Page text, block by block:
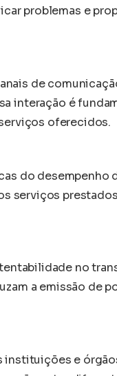
problemas e
de
interação é
oferecidos.
do desempenho
serviços
no
a emissão de
instituições e